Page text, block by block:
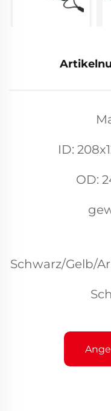
ID:
OD:
Schwarz/Gelb/